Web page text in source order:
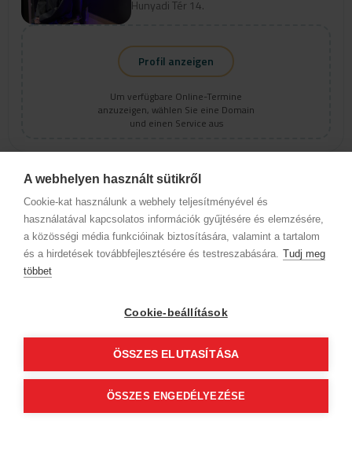
A webhelyen használt sütikről
Cookie-kat használunk a webhely teljesítményével és
használatával kapcsolatos információk gyűjtésére és elemzésére,
a közösségi média funkcióinak biztosítására, valamint a tartalom
és a hirdetések továbbfejlesztésére és testreszabására. Tudj meg
többet
Cookie-beállítások
ÖSSZES ELUTASÍTÁSA
ÖSSZES ENGEDÉLYEZÉSE
Profil anzeigen
Um verfügbare Online-Termine
anzuzeigen, wählen Sie eine Domain
und einen Service aus
Hunyadi Tér 14.
anzuzeigen, wählen Sie eine Domain
und einen Service aus
Anita Sajgó
4.83
(262)
Hajász Fodrászat
7200 Dombóvár